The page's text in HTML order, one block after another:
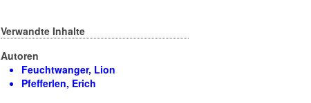
Verwandte Inhalte
Autoren
Feuchtwanger, Lion
Pfefferlen, Erich